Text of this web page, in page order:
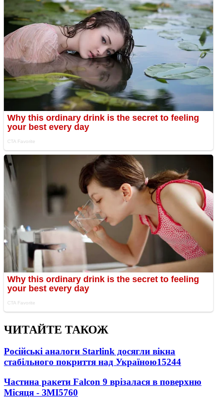
ЧИТАЙТЕ ТАКОЖ
Російські аналоги Starlink досягли вікна
стабільного покриття над Україною15244
Частина ракети Falcon 9 врізалася в поверхню
Місяця - ЗМІ5760